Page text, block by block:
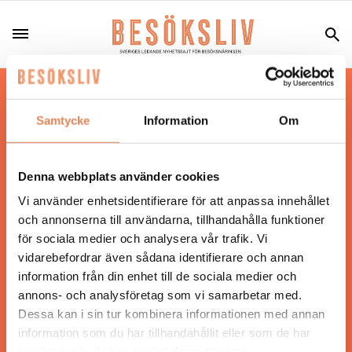
Samtycke Information Om
Denna webbplats använder cookies
Vi använder enhetsidentifierare för att anpassa innehållet
och annonserna till användarna, tillhandahålla funktioner
för sociala medier och analysera vår trafik. Vi
vidarebefordrar även sådana identifierare och annan
information från din enhet till de sociala medier och
annons- och analysföretag som vi samarbetar med.
Dessa kan i sin tur kombinera informationen med annan
information som du har tillhandahållit eller som de har
Hos oss läser du landets mest uppdaterade
nyheter och snackisar inom besöksnäringen.
Besöksliv i sin tryckta form är ett affärsmagasin
Tidningen ges ut avVisita
ANSVARIG UTGIVARE
Jonas Siljhammar
UPPHOVSRÄTT